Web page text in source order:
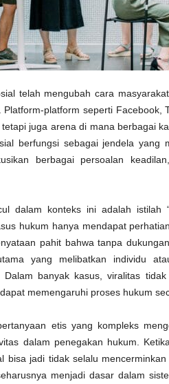
telah mengubah cara
platform seperti Facebook,
juga arena di mana berbagai
berfungsi sebagai jendela yang
berbagai persoalan
dalam konteks ini adalah istilah
hukum hanya mendapat
pahit bahwa tanpa
yang melibatkan individu
banyak kasus, viralitas
memengaruhi proses hukum
etis yang kompleks
dalam penegakan hukum.
bisa jadi tidak selalu mencerminkan
menjadi dasar dalam